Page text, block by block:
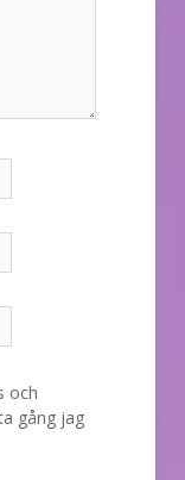
och
gång jag